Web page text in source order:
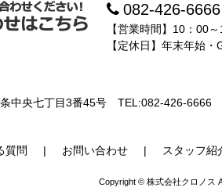
082-426-6666
【営業時間】10：00
【定休日】年末年始・
中央七丁目3番45号 TEL:082-426-6666
質問 お問い合わせ スタッフ紹
Copyright © 株式会社クロノス